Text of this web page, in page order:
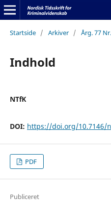
Startside / Arkiver / Årg. 77
Indhold
NTfK
DOI: https://doi.org/10.7146/
PDF
Publiceret